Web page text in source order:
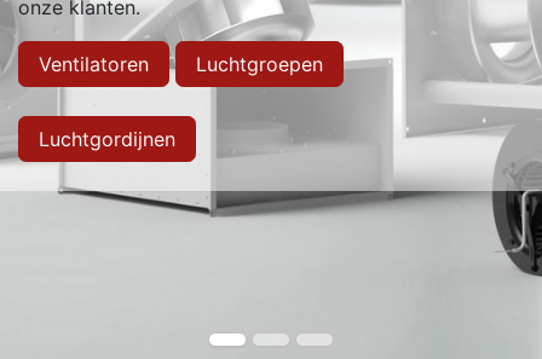
onze klanten.
Ventilatoren Luchtgroepen
Luchtgordijnen